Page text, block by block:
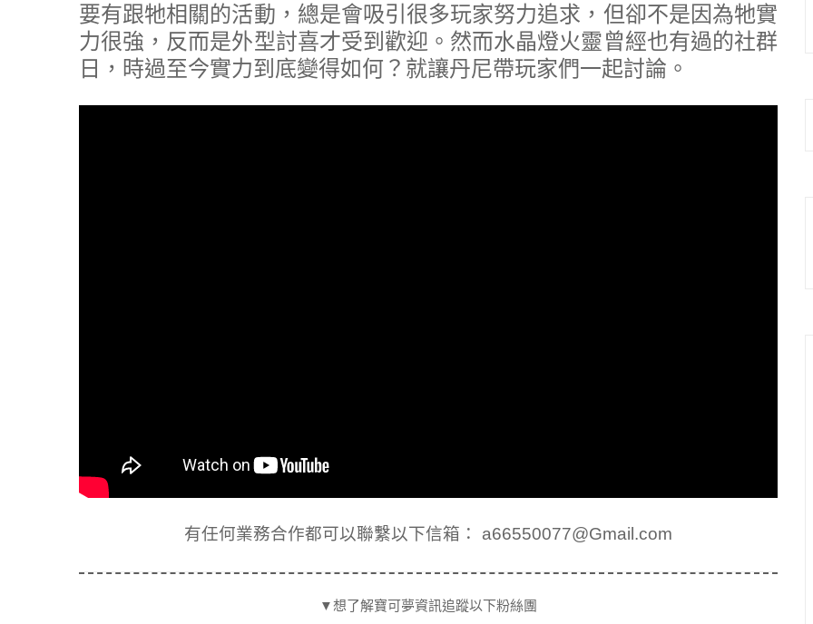
要有跟牠相關的活動，總是會吸引很多玩家努力追求，但卻不是因為牠實
力很強，反而是外型討喜才受到歡迎。然而水晶燈火靈曾經也有過的社群
日，時過至今實力到底變得如何？就讓丹尼帶玩家們一起討論。
有任何業務合作都可以聯繫以下信箱： a66550077@Gmail.com
▼想了解寶可夢資訊追蹤以下粉絲團